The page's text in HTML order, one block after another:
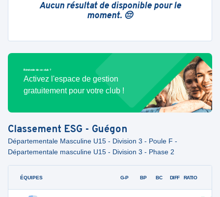
Aucun résultat de disponible pour le
moment. 😔
Bénévole de ce club ?
Activez l'espace de gestion
gratuitement pour votre club !
Classement ESG - Guégon
Départementale Masculine U15 - Division 3 - Poule F -
Départementale masculine U15 - Division 3 - Phase 2
ÉQUIPES G-P BP BC DIFF RATIO